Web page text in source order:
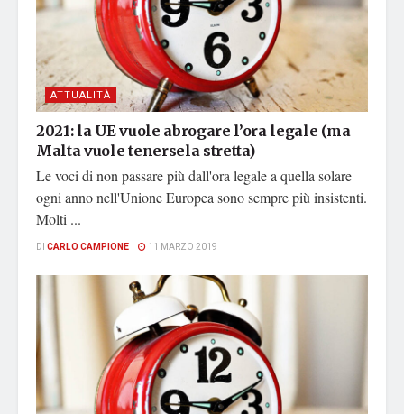
ATTUALITÀ
2021: la UE vuole abrogare l’ora legale (ma
Malta vuole tenersela stretta)
Le voci di non passare più dall'ora legale a quella solare
ogni anno nell'Unione Europea sono sempre più insistenti.
Molti ...
DI CARLO CAMPIONE 11 MARZO 2019